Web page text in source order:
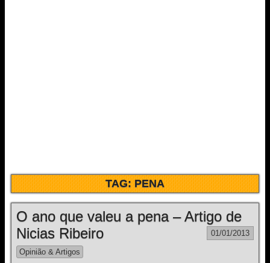
TAG:PENA
O ano que valeu a pena – Artigo de
Nicias Ribeiro
01/01/2013
Opinião & Artigos